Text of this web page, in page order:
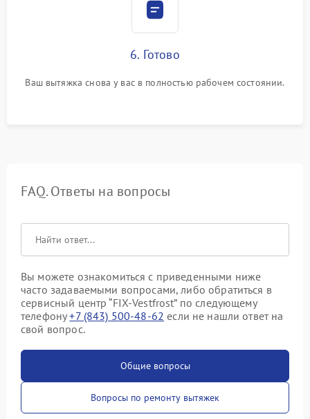
6. Готово
Ваш вытяжка снова у вас в полностью рабочем состоянии.
FAQ. Ответы на вопросы
Вы можете ознакомиться с приведенными ниже
часто задаваемыми вопросами, либо обратиться в
сервисный центр “FIX-Vestfrost” по следующему
телефону+7 (843) 500-48-62 если не нашли ответ на
свой вопрос.
Общие вопросы
Вопросы по ремонту вытяжек